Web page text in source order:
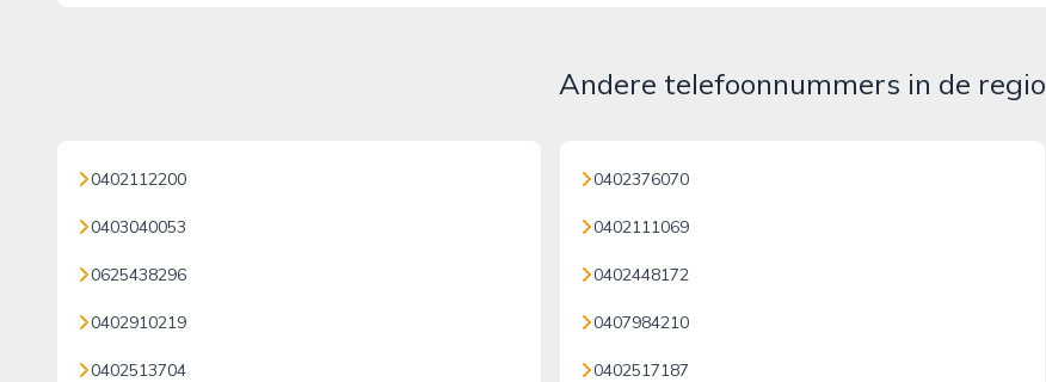
Andere telefoonnummers in de regio
0402112200
0403040053
0625438296
0402910219
0402513704
0402376070
0402111069
0402448172
0407984210
0402517187